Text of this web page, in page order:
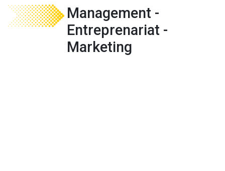
Management -
Entreprenariat -
Marketing